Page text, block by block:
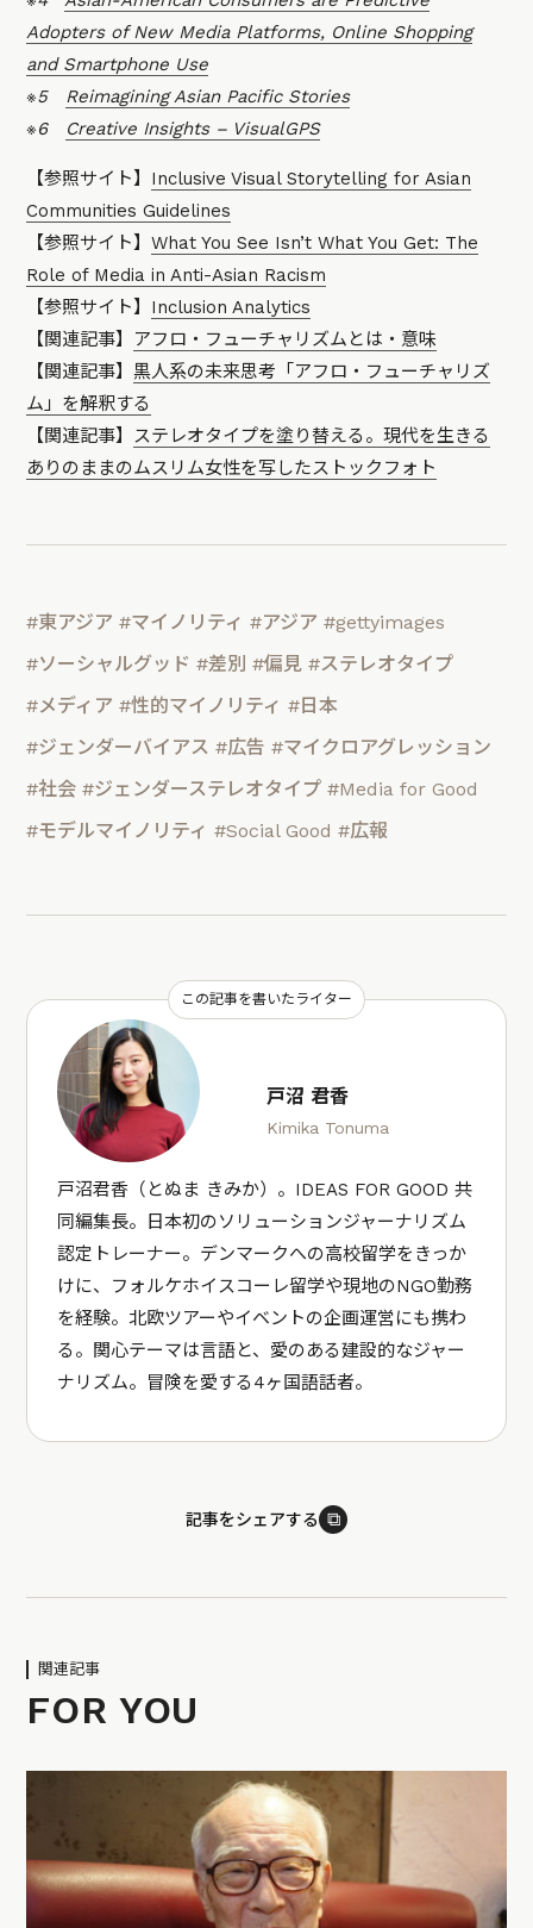
Adopters of New Media Platforms, Online Shopping
and Smartphone Use
※5 Reimagining Asian Pacific Stories
※6 Creative Insights – VisualGPS
【参照サイト】 Inclusive Visual Storytelling for Asian
Communities Guidelines
【参照サイト】What You See Isn’t What You Get: The
Role of Media in Anti-Asian Racism
【参照サイト】 Inclusion Analytics
【関連記事】 アフロ・フューチャリズムとは・意味
【関連記事】黒人系の未来思考「アフロ・フューチャリズ
ム」を解釈する
【関連記事】 ステレオタイプを塗り替える。現代を生きる
ありのままのムスリム女性を写したストックフォト
#東アジア #マイノリティ #アジア #gettyimages
#ソーシャルグッド #差別 #偏見 #ステレオタイプ
#メディア #性的マイノリティ #日本
#ジェンダーバイアス #広告 #マイクロアグレッション
#社会 #ジェンダーステレオタイプ #Media for Good
#モデルマイノリティ #Social Good #広報
この記事を書いたライター
戸沼 君香
Kimika Tonuma
戸沼君香（とぬま きみか）。IDEAS FOR GOOD 共
同編集長。日本初のソリューションジャーナリズム
認定トレーナー。デンマークへの高校留学をきっか
けに、フォルケホイスコーレ留学や現地のNGO勤務
を経験。北欧ツアーやイベントの企画運営にも携わ
る。関心テーマは言語と、愛のある建設的なジャー
ナリズム。冒険を愛する4ヶ国語話者。
記事をシェアする ⧉
関連記事
FOR YOU